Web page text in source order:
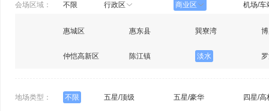
会场区域： 不限 行政区 商业区 机场/车
惠城区 惠东县 巽寮湾
仲恺高新区 陈江镇 淡水
地场类型： 不限 五星/顶级 五星/豪华 四星/高